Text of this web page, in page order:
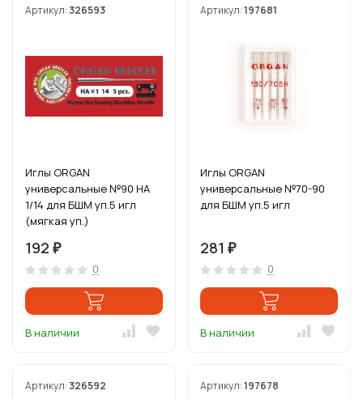
Артикул: 326593
Иглы ORGAN
универсальные №90 HA
1/14 для БШМ уп.5 игл
(мягкая уп.)
192 ₽
0
В наличии
Артикул:197681
Иглы ORGAN
универсальные №70-90
для БШМ уп.5 игл
281 ₽
0
В наличии
Артикул: 326592 Артикул:197678